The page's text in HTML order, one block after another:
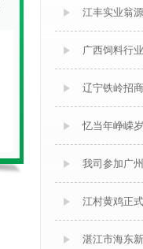
江丰实业翁
广西饲料行
辽宁铁岭招
忆当年峥嵘
我司参加广
江村黄鸡正
湛江市海东